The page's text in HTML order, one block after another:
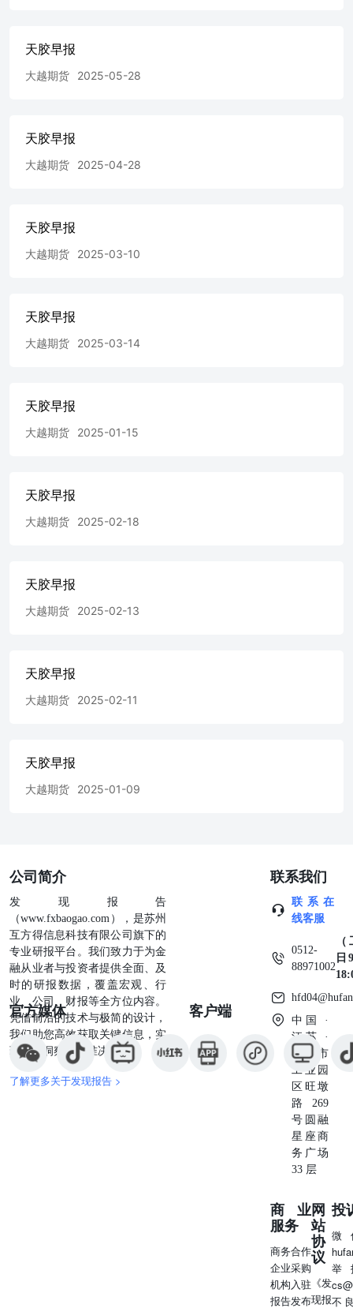
任何人不得更改或以任何方式发送、翻版、复制或传播此报
告的全部或部分材料、内容。如引用、刊发，须注明出处为
大越期货股份有限公司，且不得对本报告进行有悖原意的引
时效性以及完整性不作任何明确或隐含的保证。因此任何人
不得对本报告所载的信息、观点以及数据的准确性、可靠
解及分析方法。本报告所载的观点并不代表大越期货股份有
考之用，不构成任何投资、法律、会计或税务的最终操作建
大越期货股份有限公司及本报告作者无关。 证券代码：
839979 THANKS! 地址：浙江省绍兴市越城区解放北路186
号7楼电话：400-600-7111E-mail：dyqh@dyqh.info
天胶早报
大越期货 2025-05-28
天胶早报
大越期货 2025-04-28
天胶早报
大越期货 2025-03-10
天胶早报
大越期货 2025-03-14
天胶早报
大越期货 2025-01-15
天胶早报
大越期货 2025-02-18
天胶早报
大越期货 2025-02-13
天胶早报
大越期货 2025-02-11
天胶早报
大越期货 2025-01-09
公司简介
发现报告
（www.fxbaogao.com），是苏州
互方得信息科技有限公司旗下的
专业研报平台。我们致力于为金
融从业者与投资者提供全面、及
时的研报数据，覆盖宏观、行
业、公司、财报等全方位内容。
凭借前沿的技术与极简的设计，
我们助您高效获取关键信息，实
现深度洞察与精准决策。
了解更多关于发现报告 >
官方媒体 客户端
联系我们
联系在
线客服
0512-
88971002
日
中国 ·
江苏 ·
苏州市
工业园
区旺墩
路269
号圆融
星座商
务广场
33 层
商业
服务
商务合作
企业采购
机构入驻
报告发布
网
站
协
议
《发
现报
投
微
举
不